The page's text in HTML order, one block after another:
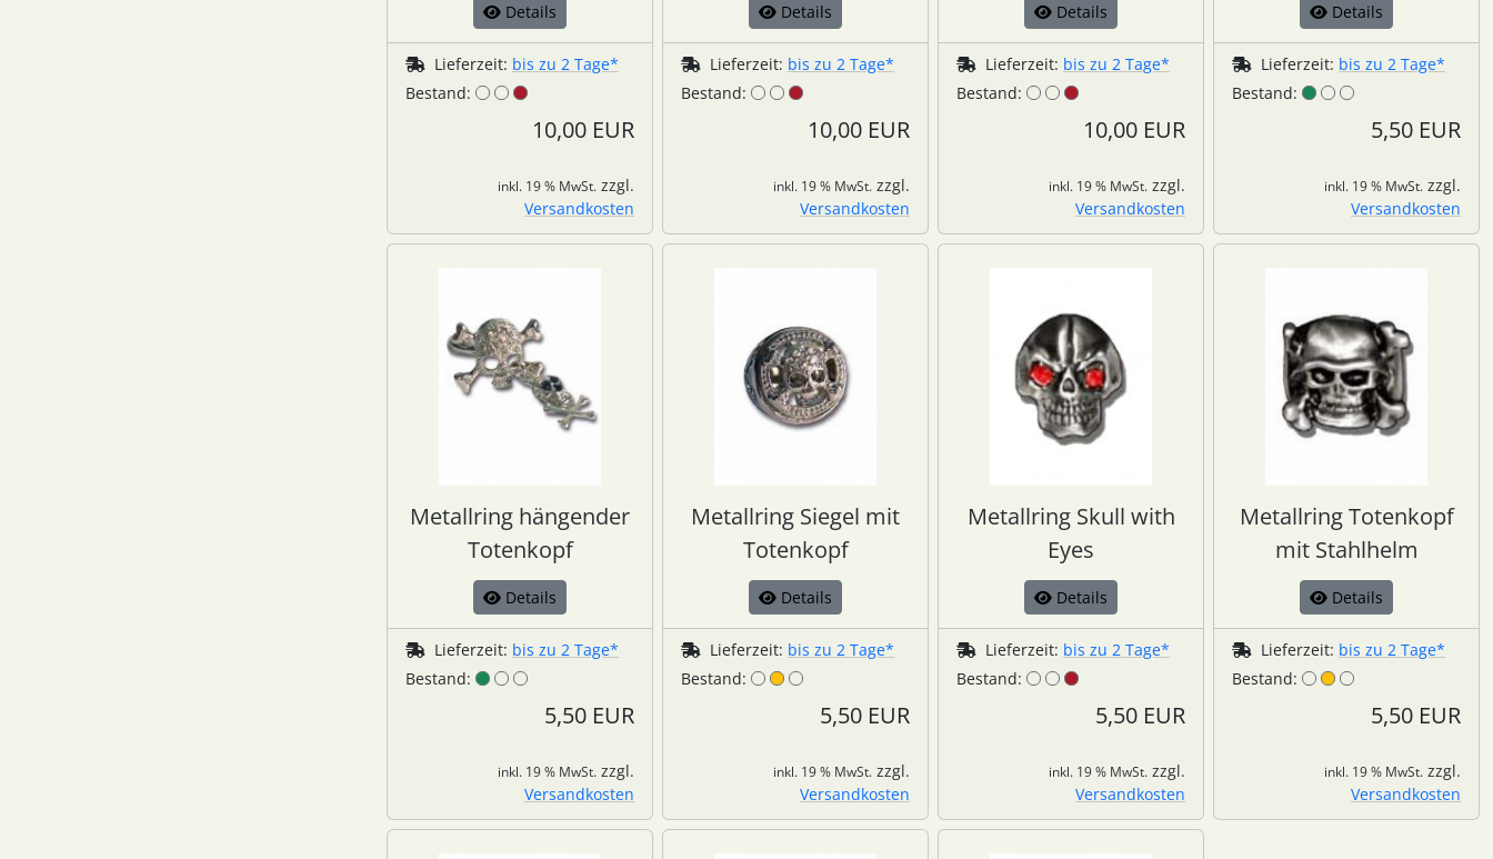
Details
Lieferzeit: bis zu 2 Tage*
Bestand:
10,00 EUR
inkl. 19 % MwSt. zzgl.
Versandkosten
Details
Lieferzeit: bis zu 2 Tage*
Bestand:
10,00 EUR
inkl. 19 % MwSt. zzgl.
Versandkosten
Details
Lieferzeit: bis zu 2 Tage*
Bestand:
10,00 EUR
inkl. 19 % MwSt. zzgl.
Versandkosten
Details
Lieferzeit: bis zu 2 Tage*
Bestand:
5,50 EUR
inkl. 19 % MwSt. zzgl.
Versandkosten
Metallring hängender
Totenkopf
Details
Lieferzeit: bis zu 2 Tage*
Bestand:
5,50 EUR
inkl. 19 % MwSt. zzgl.
Versandkosten
Metallring Siegel mit
Totenkopf
Details
Lieferzeit: bis zu 2 Tage*
Bestand:
5,50 EUR
inkl. 19 % MwSt. zzgl.
Versandkosten
Metallring Skull with
Eyes
Details
Lieferzeit: bis zu 2 Tage*
Bestand:
5,50 EUR
inkl. 19 % MwSt. zzgl.
Versandkosten
Metallring Totenkopf
mit Stahlhelm
Details
Lieferzeit: bis zu 2 Tage*
Bestand:
5,50 EUR
inkl. 19 % MwSt. zzgl.
Versandkosten